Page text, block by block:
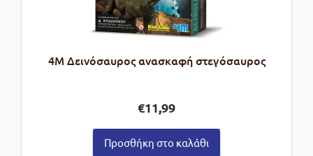
4M Δεινόσαυρος ανασκαφή στεγόσαυρος
€11,99
Προσθήκη στο καλάθι